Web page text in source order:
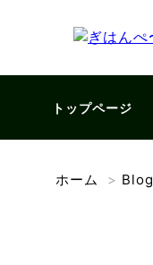
トップページ
ホーム > Blog